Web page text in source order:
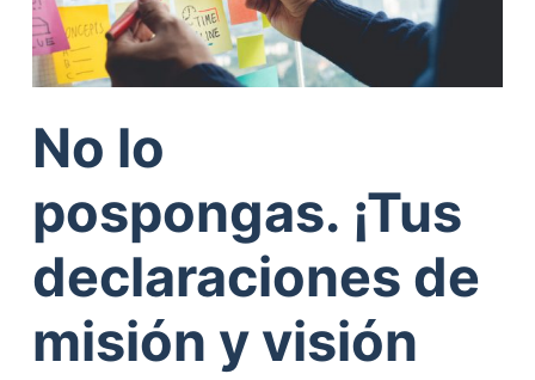
No lo
pospongas. ¡Tus
declaraciones de
misión y visión